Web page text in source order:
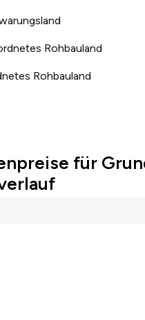
Rohbauland
Rohbauland
für